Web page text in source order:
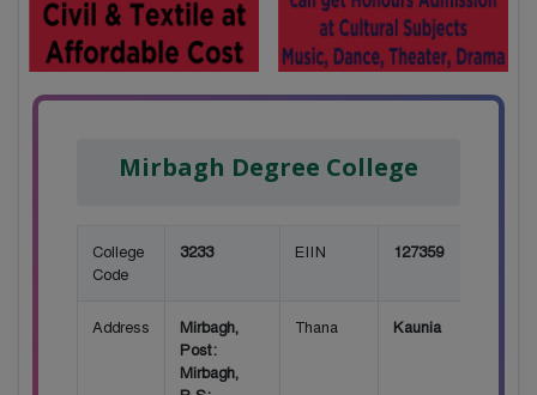
Mirbagh Degree College
College
Code
3233 EIIN 127359
Address
Mirbagh,
Post:
Mirbagh,
Thana Kaunia